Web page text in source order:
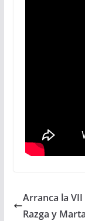
Arranca la
Razga y